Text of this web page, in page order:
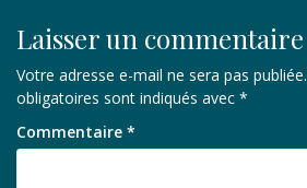
Laisser un commentaire
Votre adresse e-mail ne sera pas publiée.
obligatoires sont indiqués avec *
Commentaire *